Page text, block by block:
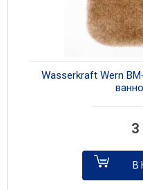
Wasserkraft Wern
3
В